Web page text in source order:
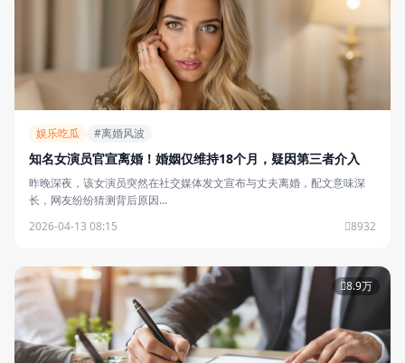
娱乐吃瓜 #离婚风波
知名女演员官宣离婚！婚姻仅维持18个月，疑因第三者介入
昨晚深夜，该女演员突然在社交媒体发文宣布与丈夫离婚，配文意味深
长，网友纷纷猜测背后原因...
2026-04-13 08:15
8932
8.9万